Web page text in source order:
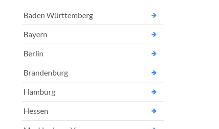
Baden Württemberg
Bayern
Berlin
Brandenburg
Hamburg
Hessen